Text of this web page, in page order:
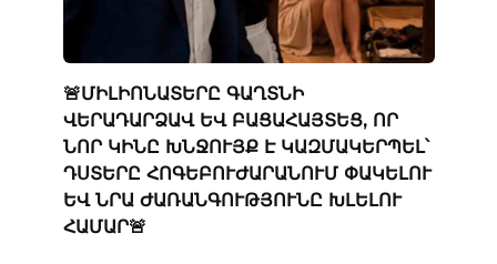
🚨ՄԻԼԻՈՆԱՏԵՐԸ ԳԱՂՏՆԻ
ՎԵՐԱԴԱՐՁԱՎ ԵՎ ԲԱՑԱՀԱՅՏԵՑ, ՈՐ
ՆՈՐ ԿԻՆԸ ԽՆՋՈՒՅՔ Է ԿԱԶՄԱԿԵՐՊԵԼ՝
ԴՍՏԵՐԸ ՀՈԳԵԲՈՒԺԱՐԱՆՈՒՄ ՓԱԿԵԼՈՒ
ԵՎ ՆՐԱ ԺԱՌԱՆԳՈՒԹՅՈՒՆԸ ԽԼԵԼՈՒ
ՀԱՄԱՐ🚨